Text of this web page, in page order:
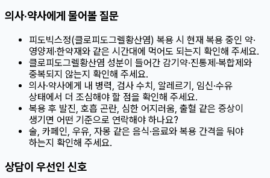
의사·약사에게 물어볼 질문
피도빅스정(클로피도그렐황산염) 복용 시 현재 복용 중인 약·
영양제·한약재와 같은 시간대에 먹어도 되는지 확인해 주세요.
클로피도그렐황산염 성분이 들어간 감기약·진통제·복합제와
중복되지 않는지 확인해 주세요.
의사·약사에게 내 병력, 검사 수치, 알레르기, 임신·수유
상태에서 더 조심해야 할 점을 확인해 주세요.
복용 후 발진, 호흡 곤란, 심한 어지러움, 출혈 같은 증상이
생기면 어떤 기준으로 연락해야 하나요?
술, 카페인, 우유, 자몽 같은 음식·음료와 복용 간격을 둬야
하는지 확인해 주세요.
상담이 우선인 신호